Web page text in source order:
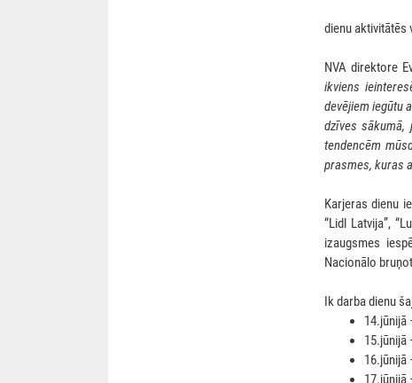
dienu aktivitātēs
NVA direktore
ikviens
devējiem iegūtu
dzīves
tendencēm
prasmes, kuras
Karjeras dienu
“Lidl Latvija”,
izaugsmes
Nacionālo
Ik darba dienu
14.jūnijā
15.jūnijā
16.jūnijā
17.jūnijā